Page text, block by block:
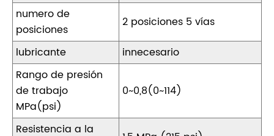
numero de
posiciones
2 posiciones 5 vías
lubricante
innecesario
Rango de presión
de trabajo
MPa(psi)
0~0,8(0~114)
Resistencia a la